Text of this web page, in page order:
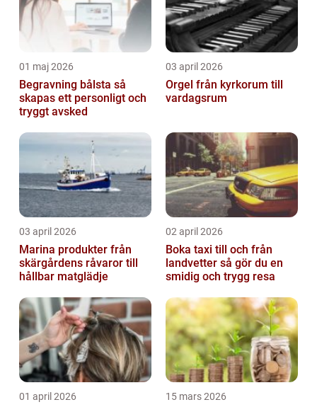
01 maj 2026
Begravning bålsta så
skapas ett personligt och
tryggt avsked
03 april 2026
Orgel från kyrkorum till
vardagsrum
03 april 2026
Marina produkter från
skärgårdens råvaror till
hållbar matglädje
02 april 2026
Boka taxi till och från
landvetter så gör du en
smidig och trygg resa
01 april 2026 15 mars 2026